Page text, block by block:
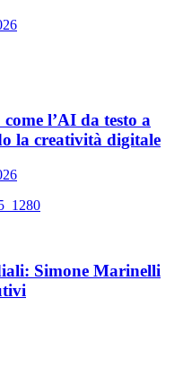
l’AI da testo a
la creatività digitale
Simone Marinelli